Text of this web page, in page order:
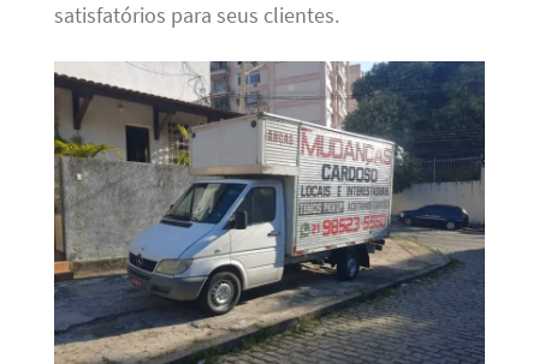
satisfatórios para seus clientes.